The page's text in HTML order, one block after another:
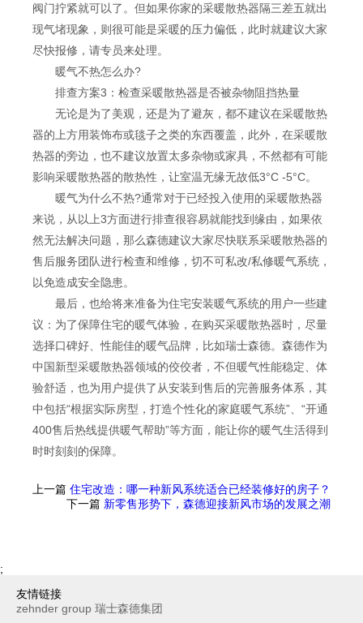
阀门拧紧就可以了。但如果你家的采暖散热器隔三差五就出
现气堵现象，则很可能是采暖的压力偏低，此时就建议大家
尽快报修，请专员来处理。
暖气不热怎么办?
排查方案3：检查采暖散热器是否被杂物阻挡热量
无论是为了美观，还是为了避灰，都不建议在采暖散热
器的上方用装饰布或毯子之类的东西覆盖，此外，在采暖散
热器的旁边，也不建议放置太多杂物或家具，不然都有可能
影响采暖散热器的散热性，让室温无缘无故低3°C -5°C。
暖气为什么不热?通常对于已经投入使用的采暖散热器
来说，从以上3方面进行排查很容易就能找到缘由，如果依
然无法解决问题，那么森德建议大家尽快联系采暖散热器的
售后服务团队进行检查和维修，切不可私改/私修暖气系统，
以免造成安全隐患。
最后，也给将来准备为住宅安装暖气系统的用户一些建
议：为了保障住宅的暖气体验，在购买采暖散热器时，尽量
选择口碑好、性能佳的暖气品牌，比如瑞士森德。森德作为
中国新型采暖散热器领域的佼佼者，不但暖气性能稳定、体
验舒适，也为用户提供了从安装到售后的完善服务体系，其
中包括“根据实际房型，打造个性化的家庭暖气系统”、“开通
400售后热线提供暖气帮助”等方面，能让你的暖气生活得到
时时刻刻的保障。
上一篇 住宅改造：哪一种新风系统适合已经装修好的房子？
下一篇 新零售形势下，森德迎接新风市场的发展之潮
;
友情链接
zehnder group 瑞士森德集团